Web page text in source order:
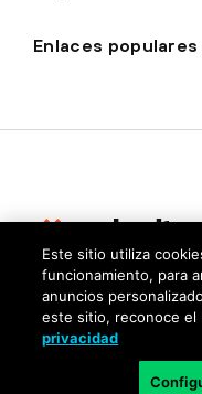
Enlaces populares
Privacidad
Centro de confianza
Condiciones de uso
Este sitio utiliza
funcionamiento, para
anuncios
este sitio, reconoce el
privacidad